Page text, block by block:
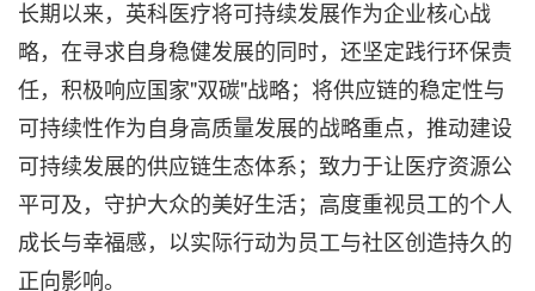
长期以来，英科医疗将可持续发展作为企业核心战
略，在寻求自身稳健发展的同时，还坚定践行环保责
任，积极响应国家"双碳"战略；将供应链的稳定性与
可持续性作为自身高质量发展的战略重点，推动建设
可持续发展的供应链生态体系；致力于让医疗资源公
平可及，守护大众的美好生活；高度重视员工的个人
成长与幸福感，以实际行动为员工与社区创造持久的
正向影响。